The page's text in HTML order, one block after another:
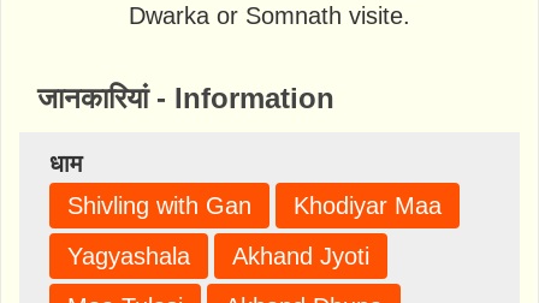
Dwarka or Somnath visite.
जानकारियां - Information
धाम
Shivling with Gan
Khodiyar Maa
Yagyashala
Akhand Jyoti